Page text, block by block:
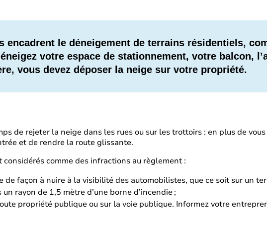
encadrent le déneigement de terrains résidentiels,
votre espace de stationnement, votre balcon,
vous devez déposer la neige sur votre propriété.
de rejeter la neige dans les rues ou sur les trottoirs : en plus de
et de rendre la route glissante.
considérés comme des infractions au règlement :
de façon à nuire à la visibilité des automobilistes, que ce soit sur un
rayon de 1,5 mètre d’une borne d’incendie ;
propriété publique ou sur la voie publique. Informez votre